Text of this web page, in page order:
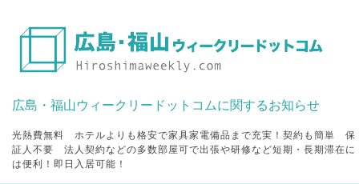
広島・福山ウィークリードットコムに関するお知らせ
光熱費無料 ホテルよりも格安で家具家電備品まで充実！契約も簡単 保
証人不要 法人契約などの多数部屋可で出張や研修など短期・長期滞在に
は便利！即日入居可能！